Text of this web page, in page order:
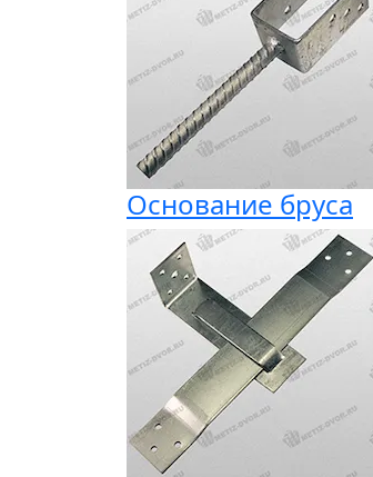
Основание бруса